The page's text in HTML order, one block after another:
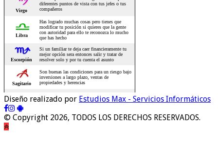
Diseño realizado por Estudios Max - Servicios Informáticos
© Copyright 2026, TODOS LOS DERECHOS RESERVADOS.